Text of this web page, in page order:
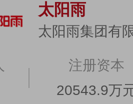
太阳雨
太阳雨集团有
注册资本
20543.9万